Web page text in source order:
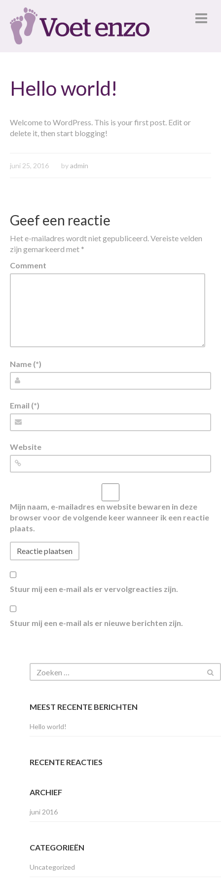
Hello world!
Welcome to WordPress. This is your first post. Edit or
delete it, then start blogging!
juni 25, 2016 byadmin
Geef een reactie
Het e-mailadres wordt niet gepubliceerd. Vereiste velden
zijn gemarkeerd met *
Comment
Name (*)
Email (*)
Website
Mijn naam, e-mailadres en website bewaren in deze
browser voor de volgende keer wanneer ik een reactie
plaats.
Stuur mij een e-mail als er vervolgreacties zijn.
Stuur mij een e-mail als er nieuwe berichten zijn.
MEEST RECENTE BERICHTEN
Hello world!
RECENTE REACTIES
ARCHIEF
juni 2016
CATEGORIEËN
Uncategorized